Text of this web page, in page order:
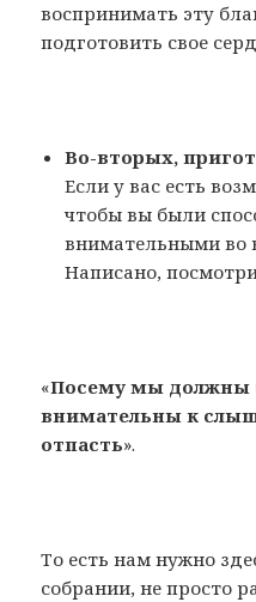
воспринимать эту
подготовить свое
Во-вторых,
Если у вас есть
чтобы вы были
внимательными во
Написано,
«Посему мы должны
внимательны к
отпасть».
То есть нам нужно
собрании, не просто